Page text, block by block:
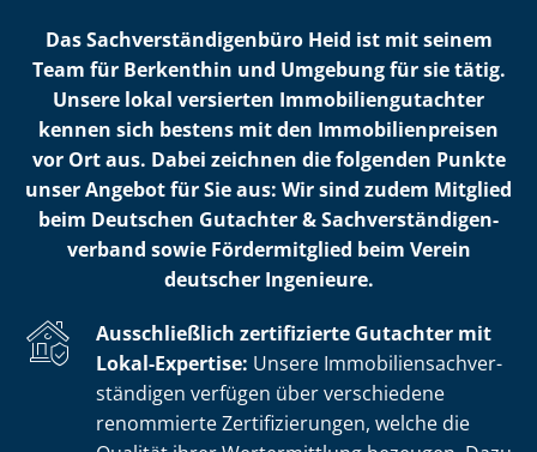
Das Sach­ver­stän­di­gen­bü­ro Heid ist mit seinem
Team für Berkenthin und Umgebung für sie tätig.
Unsere lokal versierten Im­mo­bi­li­en­gut­ach­ter
kennen sich bestens mit den Im­mo­bi­li­en­prei­sen
vor Ort aus. Dabei zeichnen die folgenden Punkte
unser Angebot für Sie aus: Wir sind zudem Mitglied
beim Deutschen Gutachter & Sach­ver­stän­di­gen­
ver­band sowie Fördermitglied beim Verein
deutscher Ingenieure.
Ausschließlich zertifizierte Gutachter mit
Lokal-Expertise: Unsere Im­mo­bi­li­en­sach­ver­
stän­di­gen verfügen über verschiedene
renommierte Zer­ti­fi­zie­run­gen, welche die